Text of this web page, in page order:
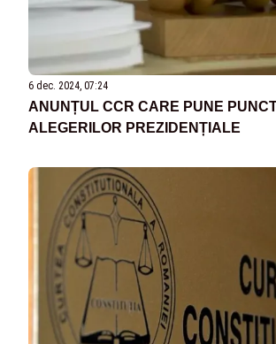
6 dec. 2024, 07:24
ANUNȚUL CCR CARE PUNE
ALEGERILOR PREZIDENȚIALE